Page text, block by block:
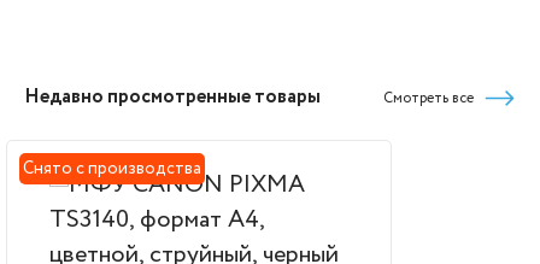
Недавно просмотренные товары Смотреть все
Снято с производства